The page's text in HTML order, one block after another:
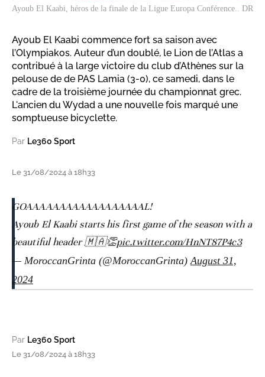
Ayoub El Kaabi, héros de la finale de la Ligue Europa Conférence.. DR
Ayoub El Kaabi commence fort sa saison avec
l’Olympiakos. Auteur d’un doublé, le Lion de l’Atlas a
contribué à la large victoire du club d’Athènes sur la
pelouse de de PAS Lamia (3-0), ce samedi, dans le
cadre de la troisième journée du championnat grec.
L'ancien du Wydad a une nouvelle fois marqué une
somptueuse bicyclette.
Par Le360 Sport
Le 31/08/2024 à 18h33
GOAAAAAAAAAAAAAAAAAAL!
Ayoub El Kaabi starts his first game of the season with a
beautiful header 🇲🇦👏pic.twitter.com/HnNT87P4c3
— MoroccanGrinta (@MoroccanGrinta)August 31,
2024
Par Le360 Sport
Le 31/08/2024 à 18h33